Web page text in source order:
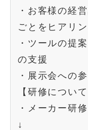
・お客様の経
ごとをヒアリ
・ツールの提
の支援
・展示会への
【研修について
・メーカー研
↓